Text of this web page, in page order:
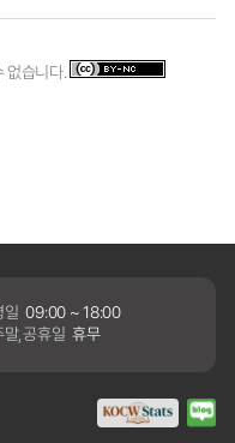
없습니다.
일 09:00 ~ 18:00
말,공휴일 휴무